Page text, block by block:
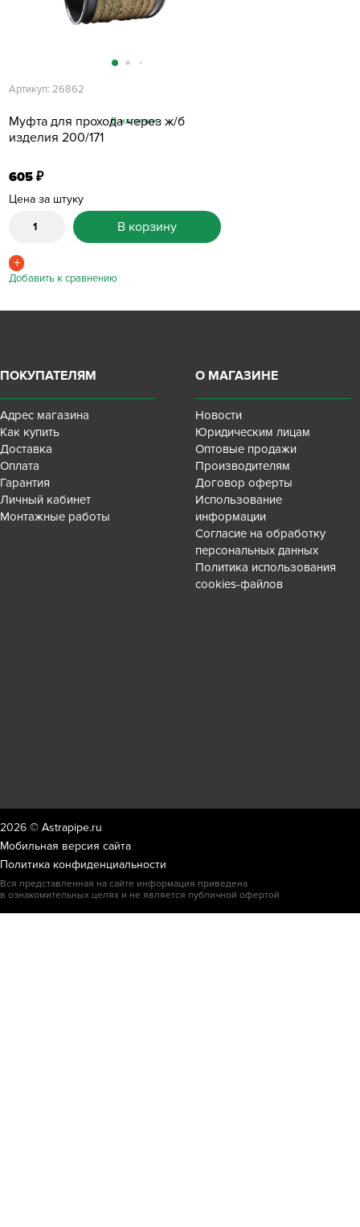
Муфта для прохода через ж/б
изделия 200/171
Артикул: 26862
В наличии
605 ₽
Цена за штуку
В корзину
ПОКУПАТЕЛЯМ
Адрес магазина
Как купить
Доставка
Оплата
Гарантия
Личный кабинет
Монтажные работы
О МАГАЗИНЕ
Новости
Юридическим лицам
Оптовые продажи
Производителям
Договор оферты
Использование
информации
Согласие на обработку
персональных данных
Политика использования
cookies-файлов
2026 © Astrapipe.ru
Мобильная версия сайта
Политика конфиденциальности
Вся представленная на сайте информация приведена
в ознакомительных целях и не является публичной офертой